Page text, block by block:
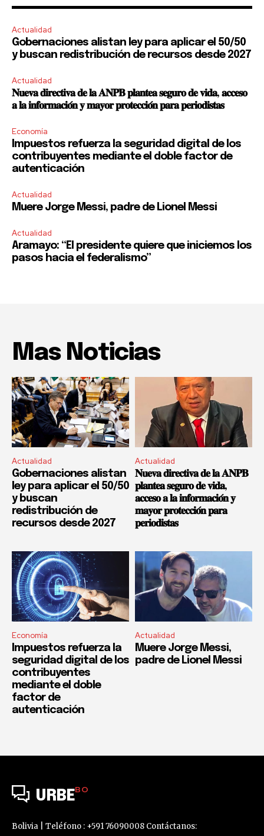
Actualidad
Gobernaciones alistan ley para aplicar el 50/50
y buscan redistribución de recursos desde 2027
Actualidad
𝐍𝐮𝐞𝐯𝐚 𝐝𝐢𝐫𝐞𝐜𝐭𝐢𝐯𝐚 𝐝𝐞 𝐥𝐚 𝐀𝐍𝐏𝐁 𝐩𝐥𝐚𝐧𝐭𝐞𝐚 𝐬𝐞𝐠𝐮𝐫𝐨 𝐝𝐞 𝐯𝐢𝐝𝐚, 𝐚𝐜𝐜𝐞𝐬𝐨
𝐚 𝐥𝐚 𝐢𝐧𝐟𝐨𝐫𝐦𝐚𝐜𝐢𝐨́𝐧 𝐲 𝐦𝐚𝐲𝐨𝐫 𝐩𝐫𝐨𝐭𝐞𝐜𝐜𝐢𝐨́𝐧 𝐩𝐚𝐫𝐚 𝐩𝐞𝐫𝐢𝐨𝐝𝐢𝐬𝐭𝐚𝐬
Economía
Impuestos refuerza la seguridad digital de los
contribuyentes mediante el doble factor de
autenticación
Actualidad
Muere Jorge Messi, padre de Lionel Messi
Actualidad
Aramayo: “El presidente quiere que iniciemos los
pasos hacia el federalismo”
Mas Noticias
Actualidad
Gobernaciones alistan
ley para aplicar el 50/50
y buscan
redistribución de
recursos desde 2027
Actualidad
𝐍𝐮𝐞𝐯𝐚 𝐝𝐢𝐫𝐞𝐜𝐭𝐢𝐯𝐚 𝐝𝐞 𝐥𝐚 𝐀𝐍𝐏𝐁
𝐩𝐥𝐚𝐧𝐭𝐞𝐚 𝐬𝐞𝐠𝐮𝐫𝐨 𝐝𝐞 𝐯𝐢𝐝𝐚,
𝐚𝐜𝐜𝐞𝐬𝐨 𝐚 𝐥𝐚 𝐢𝐧𝐟𝐨𝐫𝐦𝐚𝐜𝐢𝐨́𝐧 𝐲
𝐦𝐚𝐲𝐨𝐫 𝐩𝐫𝐨𝐭𝐞𝐜𝐜𝐢𝐨́𝐧 𝐩𝐚𝐫𝐚
𝐩𝐞𝐫𝐢𝐨𝐝𝐢𝐬𝐭𝐚𝐬
Economía
Impuestos refuerza la
seguridad digital de los
contribuyentes
mediante el doble
factor de
autenticación
Actualidad
Muere Jorge Messi,
padre de Lionel Messi
URBEBO
Bolivia | Teléfono : +591 76090008 Contáctanos: